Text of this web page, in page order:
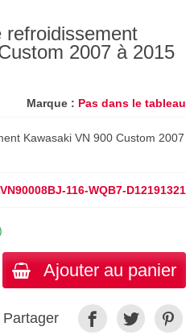
refroidissement
2007 à 2015
Marque : Pas dans le tableau
Kawasaki VN 900 Custom 2007
VN90008BJ-116-WQB7-D12191321
Ajouter au panier
Partager